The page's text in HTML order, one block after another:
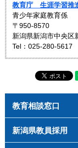
教育庁 生涯学習推
青少年家庭教育係
〒950-8570
新潟県新潟市中央
Tel：025-280-5617
教育相談窓口
新潟県教員採用